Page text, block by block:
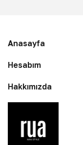
Anasayfa
Hesabım
Hakkımızda